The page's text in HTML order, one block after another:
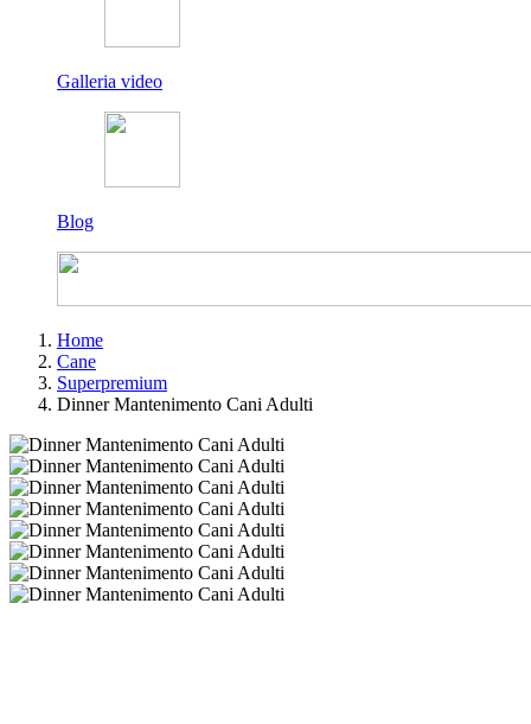
Galleria video
Blog
Home
Cane
Superpremium
Dinner Mantenimento Cani Adulti